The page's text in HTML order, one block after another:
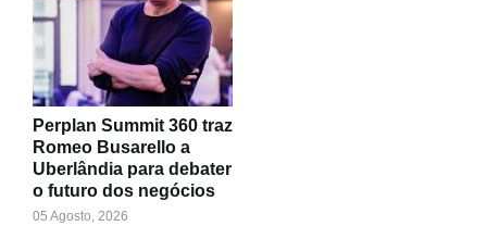
Perplan Summit 360 traz
Romeo Busarello a
Uberlândia para debater
o futuro dos negócios
05 Agosto, 2026